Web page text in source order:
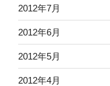
2012年7月
2012年6月
2012年5月
2012年4月